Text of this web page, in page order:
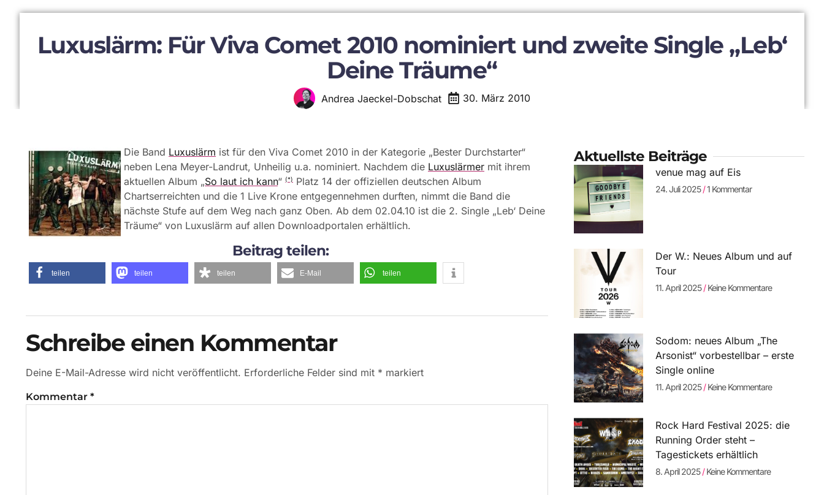
Luxuslärm: Für Viva Comet 2010 nominiert und zweite Single „Leb‘
Deine Träume“
Andrea Jaeckel-Dobschat 30. März 2010
Die Band Luxuslärm ist für den Viva Comet 2010 in der Kategorie „Bester Durchstarter“
neben Lena Meyer-Landrut, Unheilig u.a. nominiert. Nachdem die Luxuslärmer mit ihrem
aktuellen Album „So laut ich kann“ (*)
Platz 14 der offiziellen deutschen Album
Chartserreichten und die 1 Live Krone entgegennehmen durften, nimmt die Band die
nächste Stufe auf dem Weg nach ganz Oben. Ab dem 02.04.10 ist die 2. Single „Leb‘ Deine
Träume“ von Luxuslärm auf allen Downloadportalen erhältlich.
Beitrag teilen:
teilen teilen teilen E-Mail teilen
Schreibe einen Kommentar
Deine E-Mail-Adresse wird nicht veröffentlicht. Erforderliche Felder sind mit * markiert
Kommentar *
Aktuellste Beiträge
venue mag auf Eis
24. Juli 2025 1 Kommentar
Der W.: Neues Album und auf
Tour
11. April 2025 Keine Kommentare
Sodom: neues Album „The
Arsonist“ vorbestellbar – erste
Single online
11. April 2025 Keine Kommentare
Rock Hard Festival 2025: die
Running Order steht –
Tagestickets erhältlich
8. April 2025 Keine Kommentare